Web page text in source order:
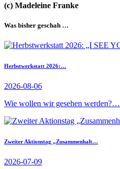
(c) Madeleine Franke
Was bisher geschah …
Herbstwerkstatt 2026:…
2026-08-06
Wie wollen wir gesehen werden?…
Zweiter Aktionstag „Zusammenhalt…
2026-07-09